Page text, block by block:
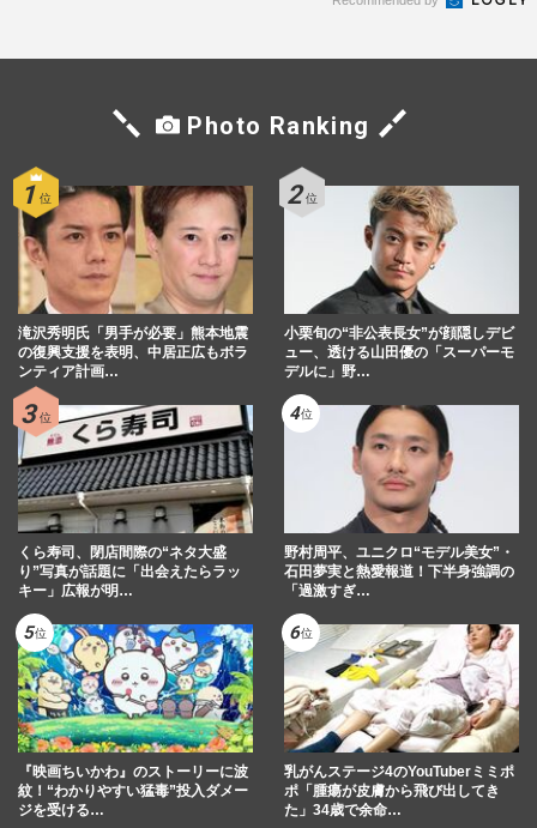
Photo Ranking
滝沢秀明氏「男手が必要」熊本地震
の復興支援を表明、中居正広もボラ
ンティア計画…
小栗旬の“非公表長女”が顔隠しデビ
ュー、透ける山田優の「スーパーモ
デルに」野…
くら寿司、閉店間際の“ネタ大盛
り”写真が話題に「出会えたらラッ
キー」広報が明…
野村周平、ユニクロ“モデル美女”・
石田夢実と熱愛報道！下半身強調の
「過激すぎ…
『映画ちいかわ』のストーリーに波
紋！“わかりやすい猛毒”投入ダメー
ジを受ける…
乳がんステージ4のYouTuberミミポ
ポ「腫瘍が皮膚から飛び出してき
た」34歳で余命…